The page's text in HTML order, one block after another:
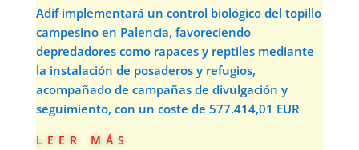
Adif implementará un control biológico del topillo
campesino en Palencia, favoreciendo
depredadores como rapaces y reptiles mediante
la instalación de posaderos y refugios,
acompañado de campañas de divulgación y
seguimiento, con un coste de 577.414,01 EUR
leer más